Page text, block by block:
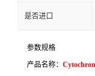
是否进口
参数规格
产品名称：